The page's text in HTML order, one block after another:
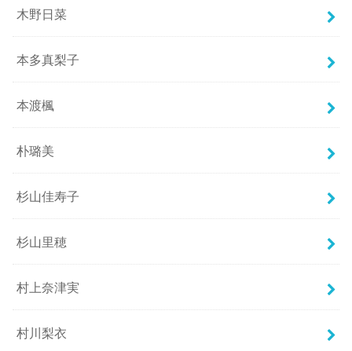
木野日菜
本多真梨子
本渡楓
朴璐美
杉山佳寿子
杉山里穂
村上奈津実
村川梨衣